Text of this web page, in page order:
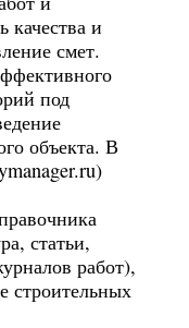
и
смет.
под
объекта. В
статьи,
работ),
строительных